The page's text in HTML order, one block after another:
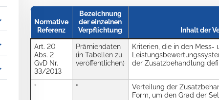
Normative
Referenz
Bezeichnung
der einzelnen
Verpflichtung
Inhalt der
Art. 20
Abs. 2
GvD Nr.
33/2013
Prämiendaten
(in Tabellen zu
veröffentlichen)
Kriterien, die in den Mess-
der Zusatzbehandlung
” ”
Verteilung der
Form, um den Grad der